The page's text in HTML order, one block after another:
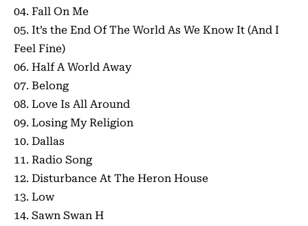
04. Fall On Me
05. It’s the End Of The World As We Know It (And I
Feel Fine)
06. Half A World Away
07. Belong
08. Love Is All Around
09. Losing My Religion
10. Dallas
11. Radio Song
12. Disturbance At The Heron House
13. Low
14. Sawn Swan H